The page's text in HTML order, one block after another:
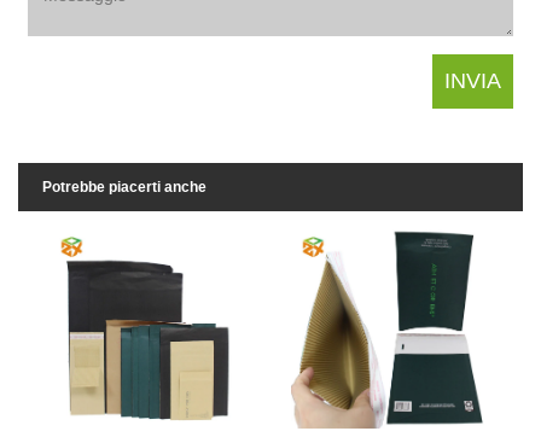
Potrebbe piacerti anche